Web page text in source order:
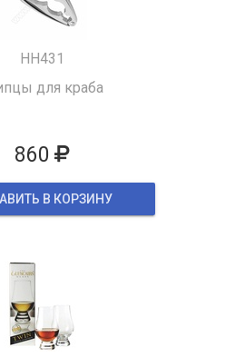
HH431
для краба
860
В КОРЗИНУ